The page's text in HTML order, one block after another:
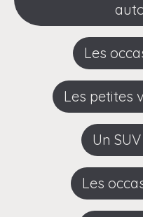
Les
Les petites
Un
Les